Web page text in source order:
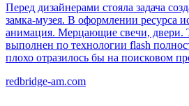
Перед дизайнерами стояла задача
замка-музея. В оформлении ресурса
анимация. Мерцающие свечи, двери.
выполнен по технологии flash
плохо отразилось бы на поисковом
redbridge-am.com